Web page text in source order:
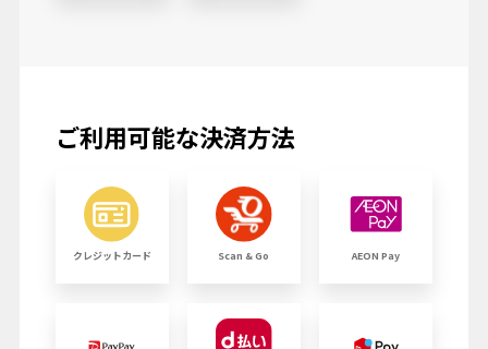
ご利用可能な決済方法
クレジットカード Scan & Go AEON Pay